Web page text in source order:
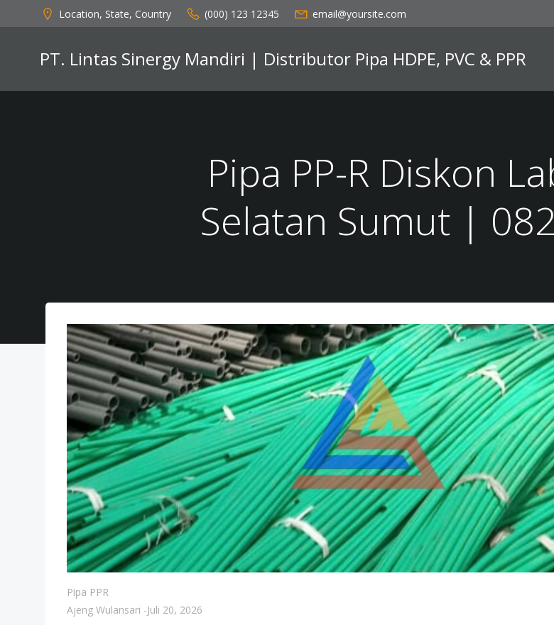
to
Location, State, Country (000) 123 12345 email@yoursite.com
PT. Lintas Sinergy Mandiri | Distributor Pipa HDPE, PVC & PPR
Pipa PP-R Diskon
Selatan Sumut |
Pipa PPR
Ajeng Wulansari -Juli 20, 2026